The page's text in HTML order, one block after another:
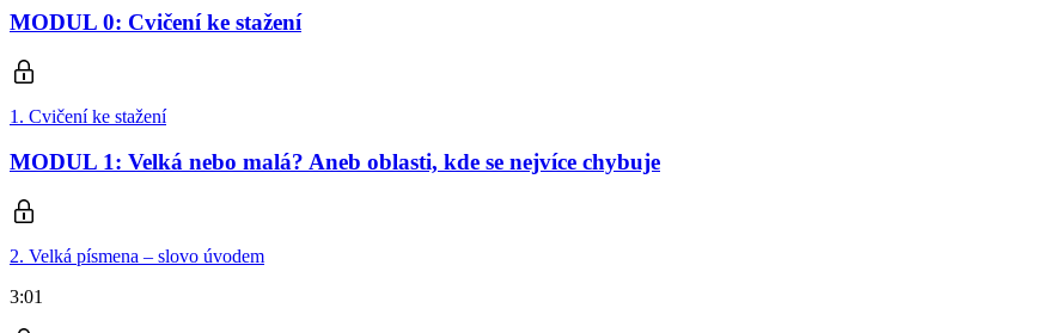
MODUL 0: Cvičení ke stažení
1. Cvičení ke stažení
MODUL 1: Velká nebo malá? Aneb oblasti, kde se nejvíce chybuje
2. Velká písmena – slovo úvodem
3:01